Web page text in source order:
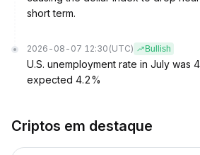
short term.
2026-08-07 12:30 (UTC) Bullish
U.S. unemployment rate in July was
expected 4.2%
Criptos em destaque